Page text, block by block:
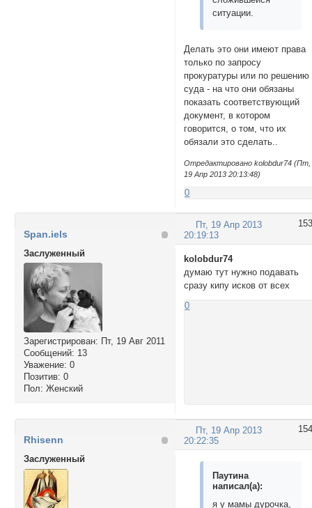
ситуации.
Делать это они имеют права
только по запросу
прокуратуры или по решению
суда - на что они обязаны
показать соответствующий
документ, в котором
говорится, о том, что их
обязали это сделать..
Отредактировано kolobdur74 (Пт,
19 Апр 2013 20:13:48)
0
153
Пт, 19 Апр 2013
20:19:13
Span.iels
Заслуженный
Зарегистрирован: Пт, 19 Авг 2011
Сообщений: 13
Уважение: 0
Позитив: 0
Пол: Женский
kolobdur74
думаю тут нужно подавать
сразу кипу исков от всех
0
154
Пт, 19 Апр 2013
20:22:35
Rhisenn
Заслуженный
Паутина
написал(а):
я у мамы дурочка,